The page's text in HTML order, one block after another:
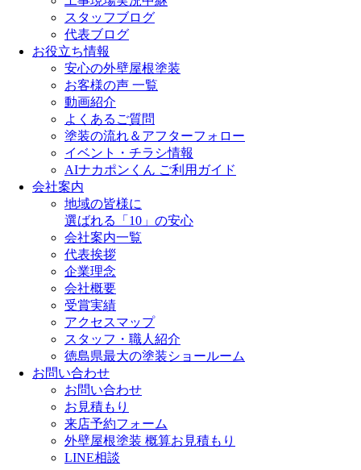
スタッフブログ
代表ブログ
お役立ち情報
安心の外壁屋根塗装
お客様の声 一覧
動画紹介
よくあるご質問
塗装の流れ＆アフターフォロー
イベント・チラシ情報
AIナカポンくん ご利用ガイド
会社案内
地域の皆様に
選ばれる「10」の安心
会社案内一覧
代表挨拶
企業理念
会社概要
受賞実績
アクセスマップ
スタッフ・職人紹介
徳島県最大の塗装ショールーム
お問い合わせ
お問い合わせ
お見積もり
来店予約フォーム
外壁屋根塗装 概算お見積もり
LINE相談